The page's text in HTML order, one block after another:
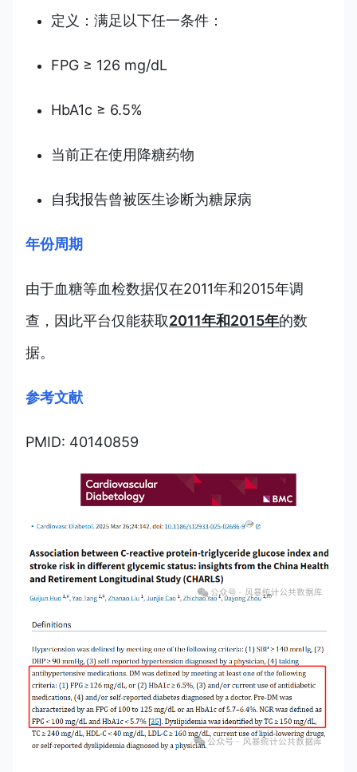
定义：满足以下任一条件：
FPG ≥ 126 mg/dL
HbA1c ≥ 6.5%
当前正在使用降糖药物
自我报告曾被医生诊断为糖尿病
年份周期
由于血糖等血检数据仅在2011年和2015年调
查，因此平台仅能获取2011年和2015年的数
据。
参考文献
PMID: 40140859